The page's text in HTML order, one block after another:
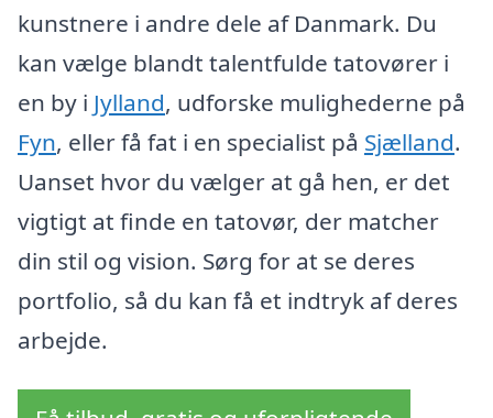
kunstnere i andre dele af Danmark. Du
kan vælge blandt talentfulde tatovører i
en by i Jylland, udforske mulighederne på
Fyn, eller få fat i en specialist på Sjælland.
Uanset hvor du vælger at gå hen, er det
vigtigt at finde en tatovør, der matcher
din stil og vision. Sørg for at se deres
portfolio, så du kan få et indtryk af deres
arbejde.